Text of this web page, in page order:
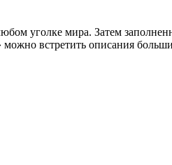
уголке мира. Затем
встретить описания